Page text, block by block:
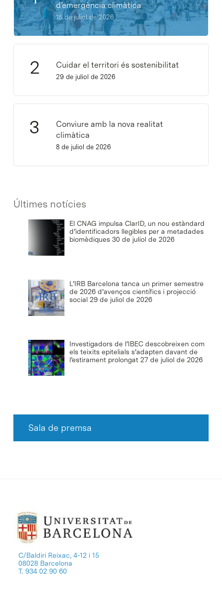
d’emergència climàtica
15 de juliol de 2026
Cuidar el territori és sostenibilitat
29 de juliol de 2026
Conviure amb la nova realitat
climàtica
8 de juliol de 2026
Últimes notícies
El CNAG impulsa ClarID, un nou estàndard
d’identificadors llegibles per a metadades
biomèdiques 30 de juliol de 2026
L’IRB Barcelona tanca un primer semestre
de 2026 d’avenços científics i projecció
social 29 de juliol de 2026
Investigadors de l’IBEC descobreixen com
els teixits epitelials s’adapten davant de
l’estirament prolongat 27 de juliol de 2026
Sala de premsa
C/Baldiri Reixac, 4-12 i 15
08028 Barcelona
T. 934 02 90 60